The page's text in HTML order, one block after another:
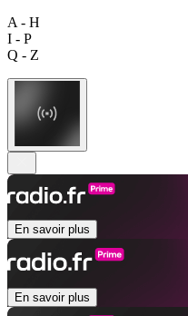
A - H
I - P
Q - Z
En savoir plus
En savoir plus